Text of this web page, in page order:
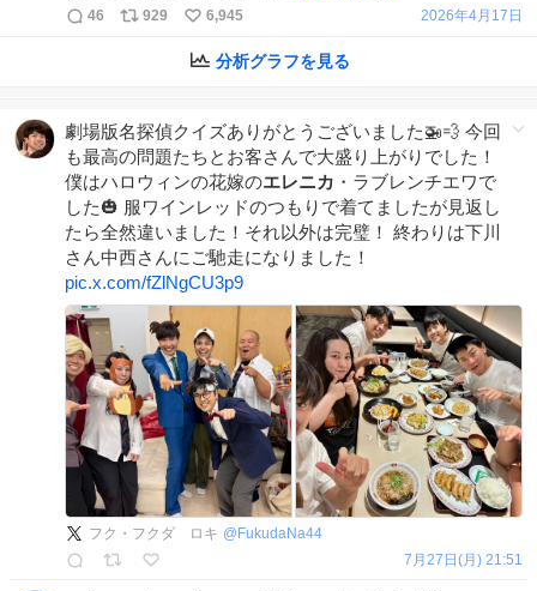
46
929 6,945 2026年4月17日
分析グラフを見る
劇場版名探偵クイズありがとうございました🚁💨 今回
も最高の問題たちとお客さんで大盛り上がりでした！
僕はハロウィンの花嫁のエレニカ ・ラブレンチエワで
した🎃 服ワインレッドのつもりで着てましたが見返し
たら全然違いました！それ以外は完璧！ 終わりは下川
さん中西さんにご馳走になりました！
pic.x.com/fZlNgCU3p9
フク・フクダ ロキ @ FukudaNa44
7月27日(月) 21:51